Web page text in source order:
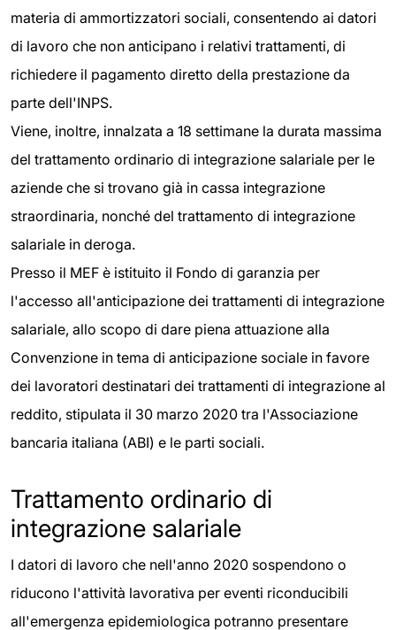
materia di ammortizzatori sociali, consentendo ai datori
di lavoro che non anticipano i relativi trattamenti, di
richiedere il pagamento diretto della prestazione da
parte dell'INPS.
Viene, inoltre, innalzata a 18 settimane la durata massima
del trattamento ordinario di integrazione salariale per le
aziende che si trovano già in cassa integrazione
straordinaria, nonché del trattamento di integrazione
salariale in deroga.
Presso il MEF è istituito il Fondo di garanzia per
l'accesso all'anticipazione dei trattamenti di integrazione
salariale, allo scopo di dare piena attuazione alla
Convenzione in tema di anticipazione sociale in favore
dei lavoratori destinatari dei trattamenti di integrazione al
reddito, stipulata il 30 marzo 2020 tra l'Associazione
bancaria italiana (ABI) e le parti sociali.
Trattamento ordinario di
integrazione salariale
I datori di lavoro che nell'anno 2020 sospendono o
riducono l'attività lavorativa per eventi riconducibili
all'emergenza epidemiologica potranno presentare